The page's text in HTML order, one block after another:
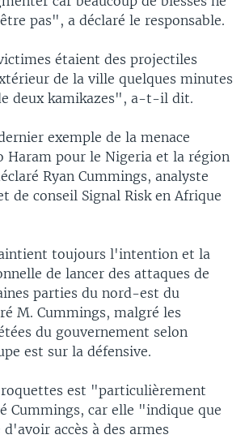
pas", a déclaré le responsable.
étaient des projectiles
de la ville quelques minutes
deux kamikazes", a-t-il dit.
exemple de la menace
Haram pour le Nigeria et la région
Ryan Cummings, analyste
de conseil Signal Risk en Afrique
toujours l'intention et la
de lancer des attaques de
parties du nord-est du
M. Cummings, malgré les
du gouvernement selon
est sur la défensive.
est "particulièrement
Cummings, car elle "indique que
accès à des armes